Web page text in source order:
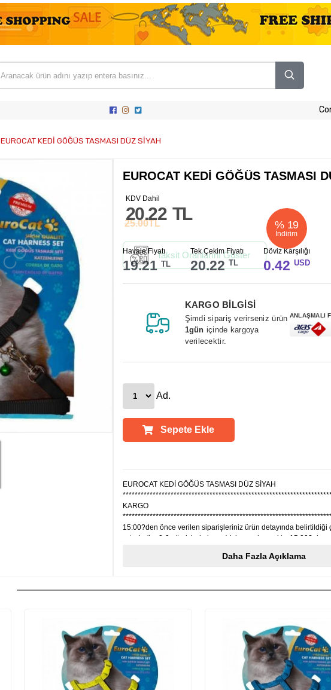
EUROCAT KEDİ GÖĞÜS TASMASI DÜZ SİYAH
EUROCAT KEDİ GÖĞÜS TASMASI
% 19
İndirim
25.00TL
20.22 TL
KDV Dahil
Havale Fiyatı
19.21 TL
Tek Çekim Fiyatı
20.22 TL
Döviz Karşılığı
0.42 USD
Taksit Oranlarını Göster
KARGO BİLGİSİ
Şimdi sipariş verirseniz ürün
1gün içinde kargoya
verilecektir.
ANLAŞMALI
Ad.
Sepete Ekle
EUROCAT KEDİ GÖĞÜS TASMASI DÜZ SİYAH
KARGO
15:00?den önce verilen siparişleriniz ürün detayında belirtildiği
ertesi gün ,2-3 gün içinde kargo) işleme alınacaktır. 15:00? dan
ürünlerden biri ücretsiz kargo olduğu takdirde tüm siparişiniz
Almış olduğunuz ürünlerde müşteri memnuniyeti kapsamında
bozulmamış olmaması kaydı ile 7 gün içerisinde iade
ürünleri bu kapsam içerisinde değildir. Akvaryum ürünlerinin
akvaryumlar ) kullanılması halinde iadesi alınmamaktadır.
Daha Fazla Açıklama